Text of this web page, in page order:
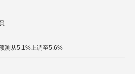
测从5.1%上调至5.6%